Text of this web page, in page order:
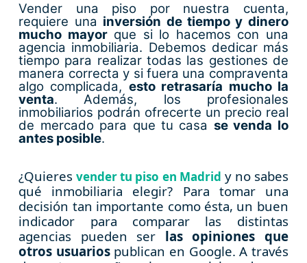
Vender una piso por nuestra cuenta,
requiere una inversión de tiempo y dinero
mucho mayorque si lo hacemos con una
agencia inmobiliaria. Debemos dedicar más
tiempo para realizar todas las gestiones de
manera correcta y si fuera una compraventa
algo complicada, esto retrasaría mucho la
venta. Además, los profesionales
inmobiliarios podrán ofrecerte un precio real
de mercado para que tu casa se venda lo
antes posible.
¿Quieres vender tu piso en Madrid y no sabes
qué inmobiliaria elegir? Para tomar una
decisión tan importante como ésta, un buen
indicador para comparar las distintas
agencias pueden ser las opiniones que
otros usuariospublican en Google. A través